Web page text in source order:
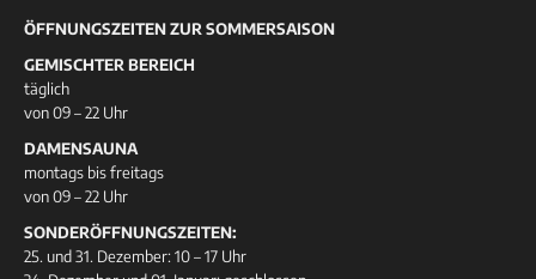
ÖFFNUNGSZEITEN ZUR SOMMERSAISON
GEMISCHTER BEREICH
täglich
von 09 – 22 Uhr
DAMENSAUNA
montags bis freitags
von 09 – 22 Uhr
SONDERÖFFNUNGSZEITEN:
25. und 31. Dezember: 10 – 17 Uhr